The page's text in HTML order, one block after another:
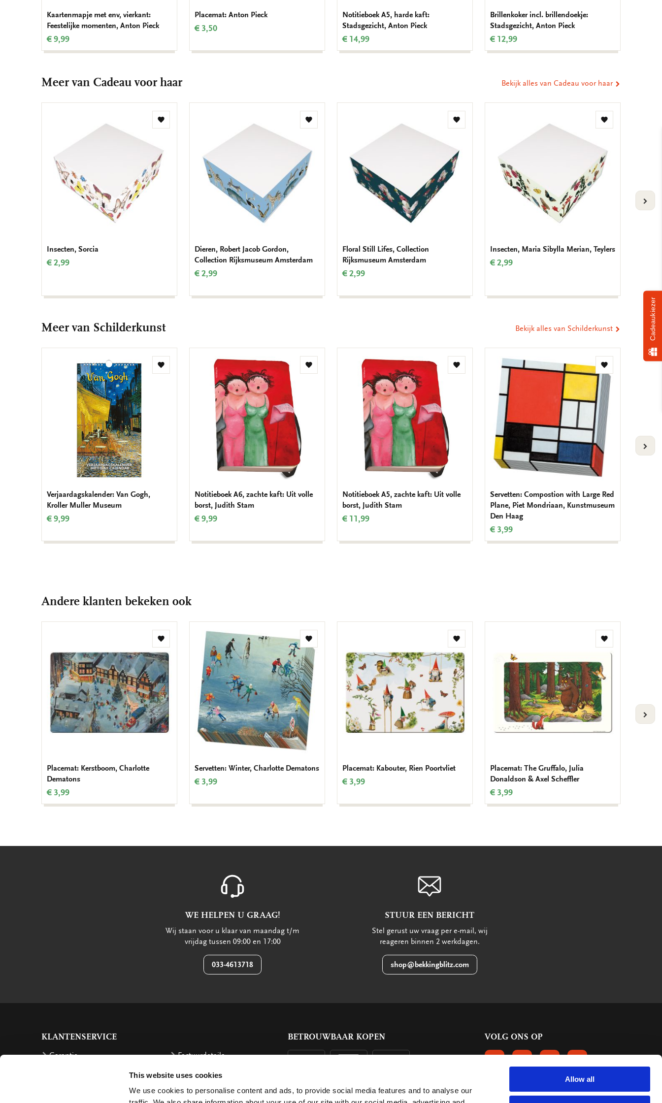
This website uses cookies
We use cookies to personalise content and ads, to provide social media features and to analyse our
Allow all
Kaartenmapje met env, vierkant:
Feestelijke momenten, Anton Pieck
€ 9,99
Placemat: Anton Pieck
€ 3,50
Notitieboek A5, harde kaft:
Stadsgezicht, Anton Pieck
€ 14,99
Brillenkoker incl. brillendoekje:
Stadsgezicht, Anton Pieck
€ 12,99
Meer van Cadeau voor haar Bekijk alles van Cadeau voor haar
Toevoegen
Insecten, Sorcia
€ 2,99
Toevoegen
Dieren, Robert Jacob Gordon,
Collection Rijksmuseum Amsterdam
€ 2,99
Toevoegen
Floral Still Lifes, Collection
Rijksmuseum Amsterdam
€ 2,99
Toevoegen
Insecten, Maria Sibylla Merian, Teylers
€ 2,99
Meer van Schilderkunst Bekijk alles van Schilderkunst
Toevoegen
Verjaardagskalender: Van Gogh,
Kroller Muller Museum
€ 9,99
Toevoegen
Notitieboek A6, zachte kaft: Uit volle
borst, Judith Stam
€ 9,99
Toevoegen
Notitieboek A5, zachte kaft: Uit volle
borst, Judith Stam
€ 11,99
Toevoegen
aan
verlanglijst
Servetten: Compostion with Large Red
Plane, Piet Mondriaan, Kunstmuseum
Den Haag
€ 3,99
Andere klanten bekeken ook
Toevoegen
aan
verlanglijst
Placemat: Kerstboom, Charlotte
Dematons
€ 3,99
Toevoegen
aan
verlanglijst
Servetten: Winter, Charlotte Dematons
€ 3,99
Toevoegen
aan
verlanglijst
Placemat: Kabouter, Rien Poortvliet
€ 3,99
Toevoegen
aan
Placemat: The Gruffalo, Julia
Donaldson & Axel Scheffler
€ 3,99
WE HELPEN U GRAAG!
Wij staan voor u klaar van maandag t/m
vrijdag tussen 09:00 en 17:00
033-4613718
STUUR EEN BERICHT
Stel gerust uw vraag per e-mail, wij
reageren binnen 2 werkdagen.
shop@bekkingblitz.com
KLANTENSERVICE
Garantie
Factuurdetails
Terugbetaling
Klachten
BETROUWBAAR KOPEN VOLG ONS OP
VOLGS ONS OP FACEBOOK
VOLG ONS OP INSTAGRAM
VOLG ONS OP LINKEDIN
VOLG ONS OP
KLANTBEOORDELINGEN
Cadeaukiezer